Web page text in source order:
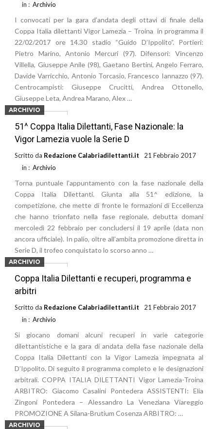
in : Archivio
I convocati per la gara d’andata degli ottavi di finale della
Coppa Italia dilettanti Vigor Lamezia – Troina in programma il
22/02/2017 ore 14.30 stadio “Guido D’Ippolito”. Portieri:
Pietro Marino, Antonio Mercuri (97). Difensori: Vincenzo
Villella, Giuseppe Anile (98), Gaetano Bertini, Angelo Ferraro,
Davide Varricchio, Antonio Torcasio, Francesco Iannazzo (97).
Centrocampisti: Giuseppe Crucitti, Andrea Ottonello,
Giuseppe Leta, Andrea Marano, Alex …
ARCHIVIO
51^ Coppa Italia Dilettanti, Fase Nazionale: la
Vigor Lamezia vuole la Serie D
Scritto da Redazione Calabriadilettanti.it
21 Febbraio 2017
in : Archivio
Torna puntuale l’appuntamento con la fase nazionale della
Coppa Italia Dilettanti. Giunta alla 51^ edizione, la
competizione, che mette di fronte le formazioni di Eccellenza
che hanno trionfato nella fase regionale, debutta domani
mercoledì 22 febbraio per concludersi il 19 aprile (data non
ancora ufficiale). In palio, oltre all’ambita promozione diretta in
Serie D, il trofeo conquistato lo scorso anno …
ARCHIVIO
Coppa Italia Dilettanti e recuperi, programma e
arbitri
Scritto da Redazione Calabriadilettanti.it
21 Febbraio 2017
in : Archivio
Si giocano domani alcuni recuperi in varie categorie
dilettantistiche e la gara di andata della fase nazionale della
Coppa Italia Dilettanti con la Vigor Lamezia impegnata al
D’Ippolito. Di seguito il programma completo e le designazioni
arbitrali. COPPA ITALIA DILETTANTI Vigor Lamezia-Troina
ARBITRO: Giacomo Casalini Pontedera ASSISTENTI: Elia
Zingoni Pontedera – Alessandro La Veneziana Viareggio
PROMOZIONE A Silana-Brutium Cosenza ARBITRO: …
ARCHIVIO